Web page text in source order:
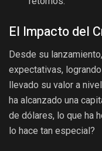
El Impacto del
Desde su
expectativas,
llevado su valor a
ha alcanzado una
de dólares, lo que ha
lo hace tan especial?